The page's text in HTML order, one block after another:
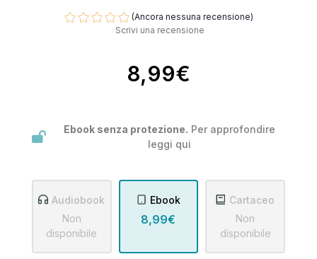
(Ancora nessuna recensione)
Scrivi una recensione
8,99€
Ebook senza protezione. Per approfondire
leggi qui
Audiobook
Non
disponibile
Ebook
8,99€
Cartaceo
Non
disponibile